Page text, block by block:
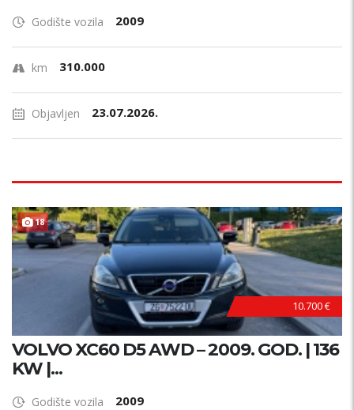
Godište vozila 2009
km 310.000
Objavljen 23.07.2026.
18
10.700 €
VOLVO XC60 D5 AWD – 2009. GOD. | 136
KW |...
Godište vozila 2009